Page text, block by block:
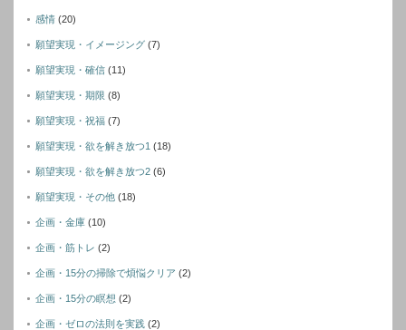
感情 (20)
願望実現・イメージング (7)
願望実現・確信 (11)
願望実現・期限 (8)
願望実現・祝福 (7)
願望実現・欲を解き放つ1 (18)
願望実現・欲を解き放つ2 (6)
願望実現・その他 (18)
企画・金庫 (10)
企画・筋トレ (2)
企画・15分の掃除で煩悩クリア (2)
企画・15分の瞑想 (2)
企画・ゼロの法則を実践 (2)